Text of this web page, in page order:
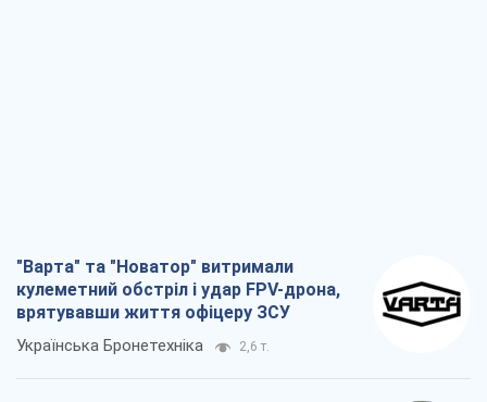
"Варта" та "Новатор" витримали
кулеметний обстріл і удар FPV-дрона,
врятувавши життя офіцеру ЗСУ
Українська Бронетехніка 2,6 т.